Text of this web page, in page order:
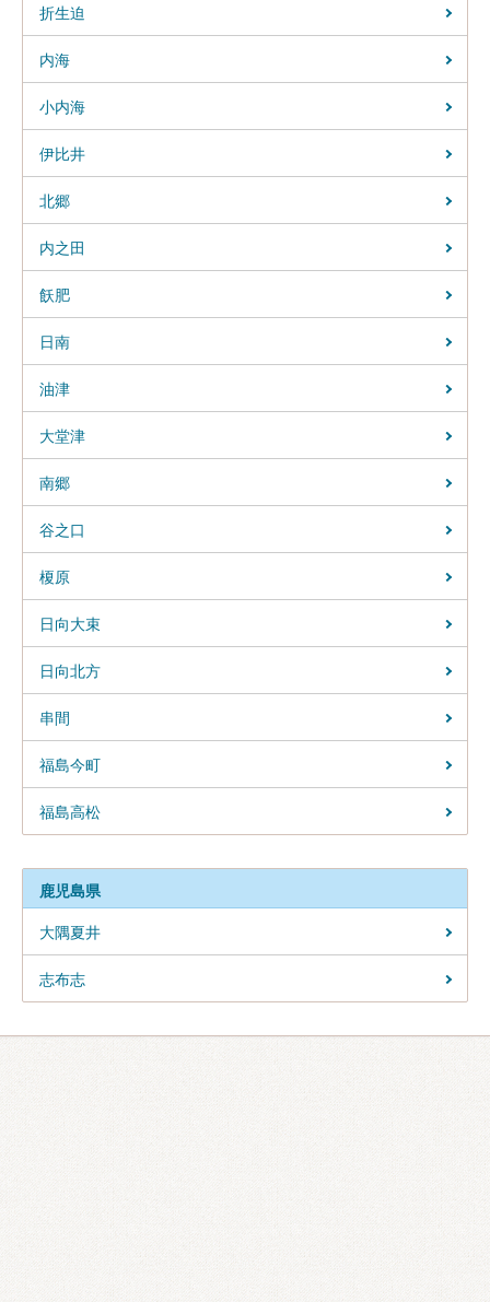
折生迫
内海
小内海
伊比井
北郷
内之田
飫肥
日南
油津
大堂津
南郷
谷之口
榎原
日向大束
日向北方
串間
福島今町
福島高松
鹿児島県
大隅夏井
志布志